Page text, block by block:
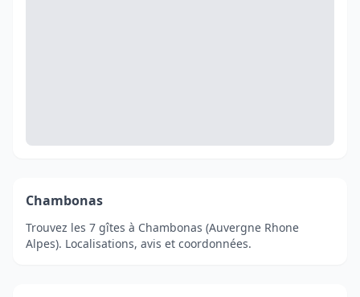
Chambonas
Trouvez les 7 gîtes à Chambonas (Auvergne Rhone
Alpes). Localisations, avis et coordonnées.